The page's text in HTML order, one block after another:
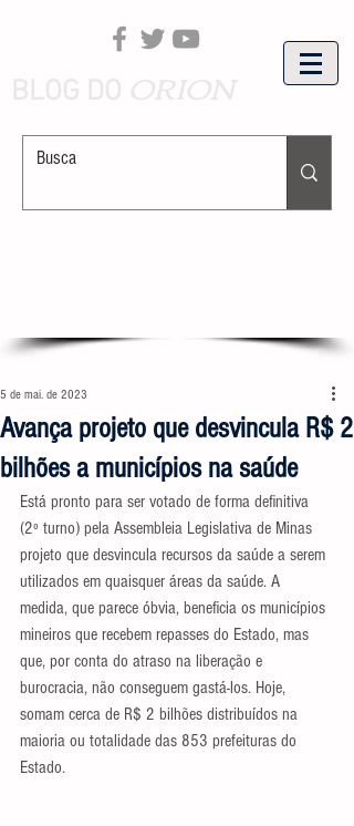
Avança projeto que desvincula R$ 2
bilhões a municípios na saúde
5 de mai. de 2023
Está pronto para ser votado de forma definitiva
(2º turno) pela Assembleia Legislativa de Minas
projeto que desvincula recursos da saúde a serem
utilizados em quaisquer áreas da saúde. A
medida, que parece óbvia, beneficia os municípios
mineiros que recebem repasses do Estado, mas
que, por conta do atraso na liberação e
burocracia, não conseguem gastá-los. Hoje,
somam cerca de R$ 2 bilhões distribuídos na
maioria ou totalidade das 853 prefeituras do
Estado.